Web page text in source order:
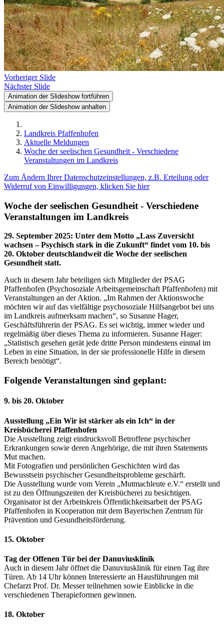
Vorheriger Slide
Nächster Slide
Animation der Slideshow fortführen
Animation der Slideshow anhalten
Landkreis Pfaffenhofen
Aktuelle Meldungen
Woche der seelischen Gesundheit - Verschiedene
Veranstaltungen im Landkreis
Zum Ändern Ihrer Datenschutzeinstellungen, z.B. Erteilung oder
Widerruf von Einwilligungen, klicken Sie hier
Woche der seelischen Gesundheit - Verschiedene
Veranstaltungen im Landkreis
29. September 2025: Unter dem Motto „Lass Zuversicht
wachsen – Psychisch stark in die Zukunft“ findet vom 10. bis
20. Oktober deutschlandweit die Woche der seelischen
Gesundheit statt.
Auch in diesem Jahr beteiligen sich Mitglieder der PSAG
Pfaffenhofen (Psychosoziale Arbeitsgemeinschaft Pfaffenhofen) mit
Veranstaltungen an der Aktion. „Im Rahmen der Aktionswoche
möchten wir auf das vielfältige psychosoziale Hilfsangebot bei uns
im Landkreis aufmerksam machen“, so Susanne Hager,
Geschäftsführerin der PSAG. Es sei wichtig, immer wieder und
regelmäßig über dieses Thema zu informieren. Susanne Hager:
„Statistisch gesehen gerät jede dritte Person mindestens einmal im
Leben in eine Situation, in der sie professionelle Hilfe in diesem
Bereich benötigt“.
Folgende Veranstaltungen sind geplant:
9. bis 20. Oktober
Ausstellung „Ein Wir ist stärker als ein Ich“ in der
Kreisbücherei Pfaffenhofen
Die Ausstellung zeigt eindrucksvoll Betroffene psychischer
Erkrankungen sowie deren Angehörige, die mit ihren Statements
Mut machen.
Mit Fotografien und persönlichen Geschichten wird das
Bewusstsein psychischer Gesundheitsprobleme geschärft.
Die Ausstellung wurde vom Verein „Mutmachleute e.V.“ erstellt und
ist zu den Öffnungszeiten der Kreisbücherei zu besichtigen.
Organisator ist der Arbeitskreis Öffentlichkeitsarbeit der PSAG
Pfaffenhofen in Kooperation mit dem Bayerischen Zentrum für
Prävention und Gesundheitsförderung.
15. Oktober
Tag der Offenen Tür bei der Danuviusklinik
Auch in diesem Jahr öffnet die Danuviusklinik für einen Tag ihre
Türen. Ab 14 Uhr können Interessierte an Hausführungen mit
Chefarzt Prof. Dr. Messer teilnehmen sowie Einblicke in die
verschiedenen Therapieformen gewinnen.
18. Oktober